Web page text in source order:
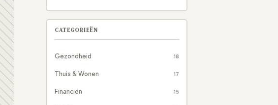
CATEGORIEËN
Gezondheid 18
Thuis & Wonen 17
Financiën 15